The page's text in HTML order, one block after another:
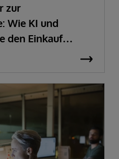
zur
Wie KI und
den Einkauf